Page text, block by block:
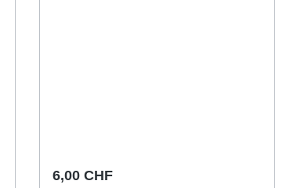
Regulärer Preis:
6,00 CHF